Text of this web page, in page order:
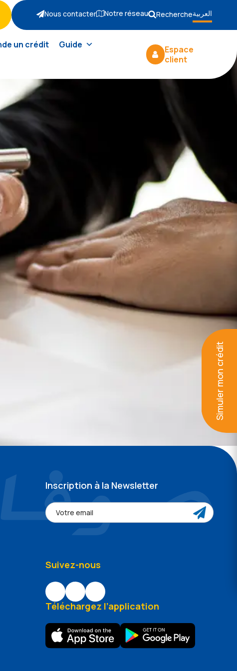
Nous contacter Notre réseau Rechercheالعربية
un crédit
Guide
Espace
client
Inscription à la Newsletter
Suivez-nous
Téléchargez l’application
Simuler mon crédit